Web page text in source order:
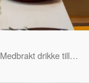
Medbrakt drikke tillatt